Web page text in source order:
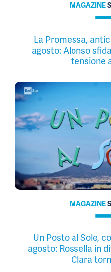
MAGAZINE
La Promessa,
agosto: Alonso
tensione
MAGAZINE
Un Posto al Sole,
agosto: Rossella in
Clara